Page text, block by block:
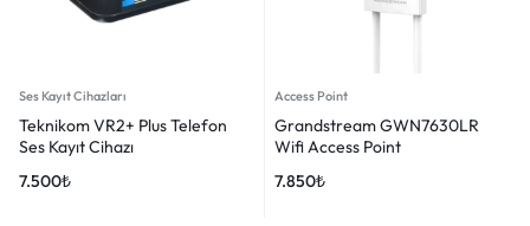
Ses Kayıt Cihazları
Teknikom VR2+ Plus Telefon
Ses Kayıt Cihazı
7.500₺
Access Point
Grandstream GWN7630LR
Wifi Access Point
7.850₺